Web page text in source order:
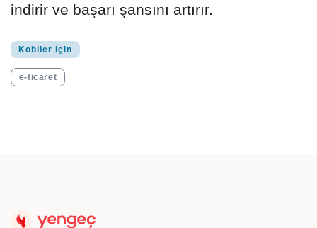
indirir ve başarı şansını artırır.
Kobiler İçin
e-ticaret